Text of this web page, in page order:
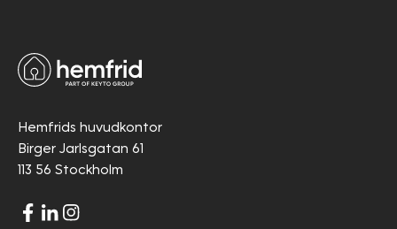
Hemfrids huvudkontor
Birger Jarlsgatan 61
113 56 Stockholm